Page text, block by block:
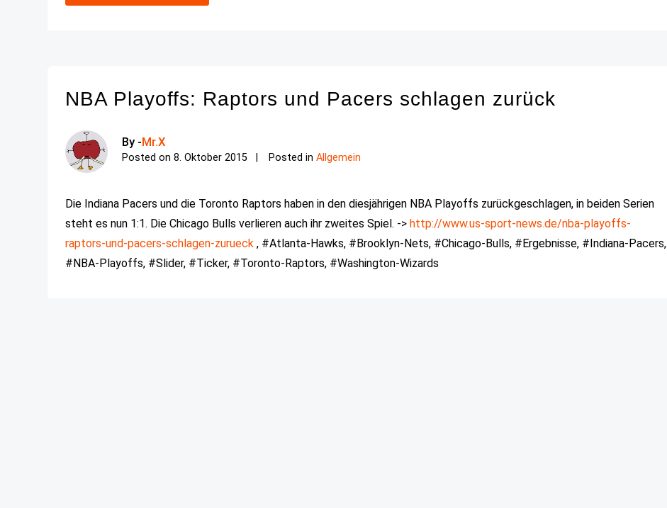
NBA Playoffs: Raptors und Pacers schlagen zurück
By -Mr.X
Posted on8. Oktober 2015 Posted inAllgemein
Die Indiana Pacers und die Toronto Raptors haben in den diesjährigen NBA Playoffs zurückgeschlagen, in beiden Serien
steht es nun 1:1. Die Chicago Bulls verlieren auch ihr zweites Spiel. ->http://www.us-sport-news.de/nba-playoffs-
raptors-und-pacers-schlagen-zurueck , #Atlanta-Hawks, #Brooklyn-Nets, #Chicago-Bulls, #Ergebnisse, #Indiana-Pacers,
#NBA-Playoffs, #Slider, #Ticker, #Toronto-Raptors, #Washington-Wizards